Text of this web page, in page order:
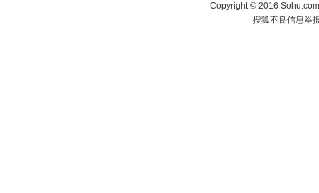
Copyright©2016
搜狐不良信息举